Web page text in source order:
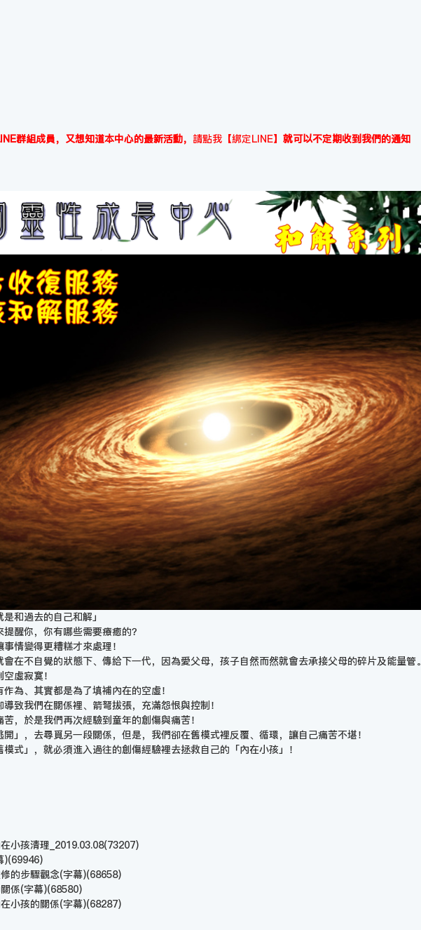
群組成員，又想知道本中心的最新活動， 請點我【綁定LINE】 就可以不定期收到我們的通知
和過去的自己和解」
醒你，你有哪些需要療癒的？
情變得更糟糕才來處理！
在不自覺的狀態下、傳給下一代，因為愛父母，孩子自然而然就會去承接父母的碎片及能量管。
虛寂寞！
為、其實都是為了填補內在的空虛！
致我們在關係裡、箭弩拔張，充滿怨恨與控制！
，於是我們再次經驗到童年的創傷與痛苦！
」，去尋覓另一段關係，但是，我們卻在舊模式裡反覆、循環，讓自己痛苦不堪！
式」，就必須進入過往的創傷經驗裡去拯救自己的「內在小孩」！
小孩清理_2019.03.08(73207)
)(69946)
的步驟觀念(字幕)(68658)
係(字幕)(68580)
小孩的關係(字幕)(68287)